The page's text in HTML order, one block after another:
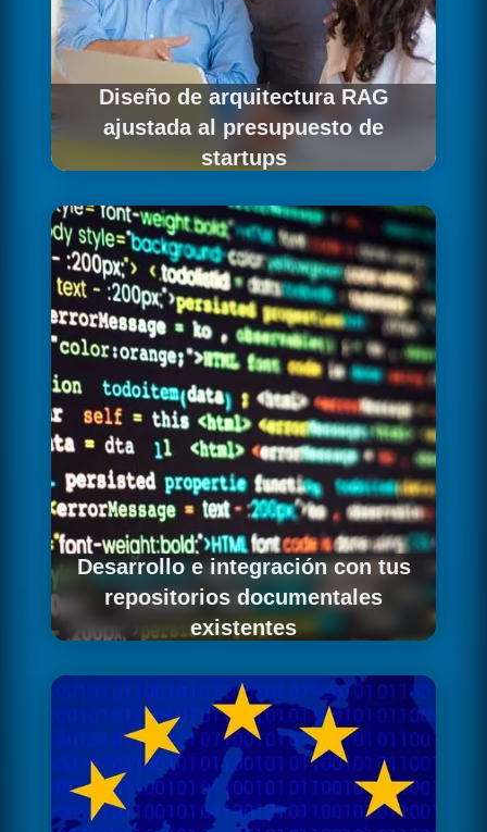
Diseño de arquitectura RAG
ajustada al presupuesto de
startups
recuperación con la eficiencia de coste que
necesita una startup en crecimiento.
Desarrollo e integración con tus
repositorios documentales
existentes
repositorios que ya usa tu equipo en
Barcelona, minimizando la disrupción
operativa.